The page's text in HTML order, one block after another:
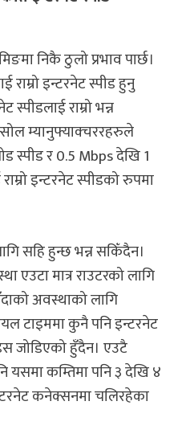
निकै ठुलो प्रभाव पार्छ।
राम्रो इन्टरनेट स्पीड हुनु
राम्रो भन्न
म्यानुफ्याक्चररहरुले
स्पीड र 0.5 Mbps देखि 1
इन्टरनेट स्पीडको रुपमा
सहि हुन्छ भन्न सकिँदैन।
एउटा मात्र राउटरको लागि
अवस्थाको लागि
टाइममा कुनै पनि इन्टरनेट
जोडिएको हुँदैन। एउटै
यसमा कम्तिमा पनि ३ देखि ४
कनेक्सनमा चलिरहेका